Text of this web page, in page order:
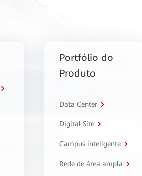
Portfólio do
Produto
Data Center
Digital Site
Campus inteligente
Rede de área ampla